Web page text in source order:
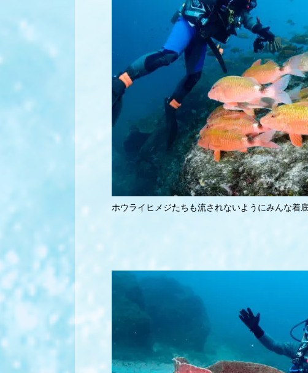
ホウライヒメジたちも流されないようにみんな着底